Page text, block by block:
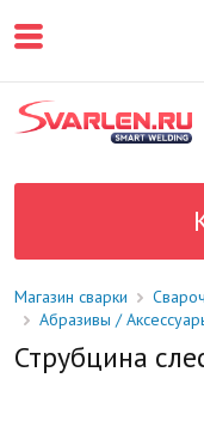
более 3
дня.
Данный
Магазин сварки
Абразивы /
Струбцина